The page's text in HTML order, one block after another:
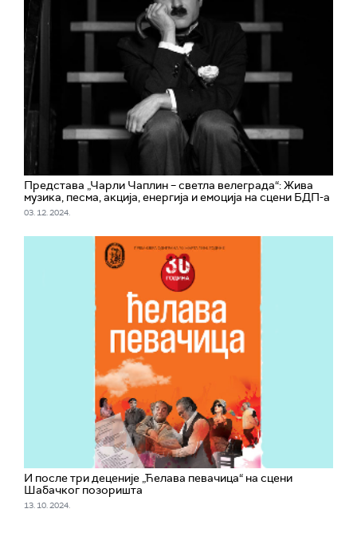
Представа „Чарли Чаплин – светла велеграда“: Жива
музика, песма, акција, енергија и емоција на сцени БДП-а
03. 12. 2024.
И после три деценије „Ћелава певачица“ на сцени
Шабачког позоришта
13. 10. 2024.